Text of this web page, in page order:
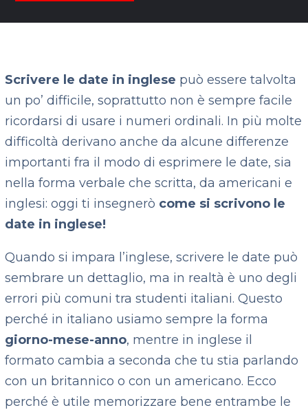
Scrivere le date in inglese può essere talvolta
un po’ difficile, soprattutto non è sempre facile
ricordarsi di usare i numeri ordinali. In più molte
difficoltà derivano anche da alcune differenze
importanti fra il modo di esprimere le date, sia
nella forma verbale che scritta, da americani e
inglesi: oggi ti insegnerò come si scrivono le
date in inglese!
Quando si impara l’inglese, scrivere le date può
sembrare un dettaglio, ma in realtà è uno degli
errori più comuni tra studenti italiani. Questo
perché in italiano usiamo sempre la forma
giorno-mese-anno, mentre in inglese il
formato cambia a seconda che tu stia parlando
con un britannico o con un americano. Ecco
perché è utile memorizzare bene entrambe le